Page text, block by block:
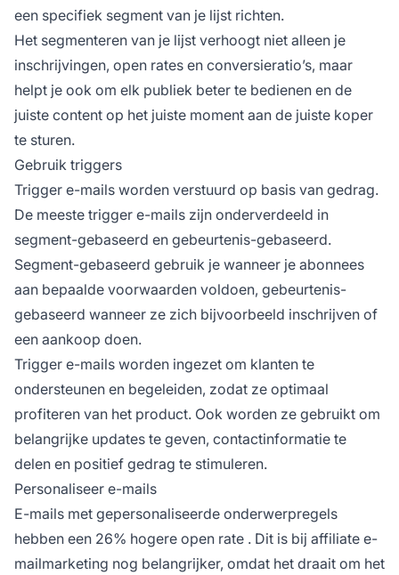
een specifiek segment van je lijst richten.
Het segmenteren van je lijst verhoogt niet alleen je
inschrijvingen, open rates en conversieratio’s, maar
helpt je ook om elk publiek beter te bedienen en de
juiste content op het juiste moment aan de juiste koper
te sturen.
Gebruik triggers
Trigger e-mails worden verstuurd op basis van gedrag.
De meeste trigger e-mails zijn onderverdeeld in
segment-gebaseerd en gebeurtenis-gebaseerd.
Segment-gebaseerd gebruik je wanneer je abonnees
aan bepaalde voorwaarden voldoen, gebeurtenis-
gebaseerd wanneer ze zich bijvoorbeeld inschrijven of
een aankoop doen.
Trigger e-mails worden ingezet om klanten te
ondersteunen en begeleiden, zodat ze optimaal
profiteren van het product. Ook worden ze gebruikt om
belangrijke updates te geven, contactinformatie te
delen en positief gedrag te stimuleren.
Personaliseer e-mails
E-mails met gepersonaliseerde onderwerpregels
hebben een 26% hogere open rate . Dit is bij affiliate e-
mailmarketing nog belangrijker, omdat het draait om het